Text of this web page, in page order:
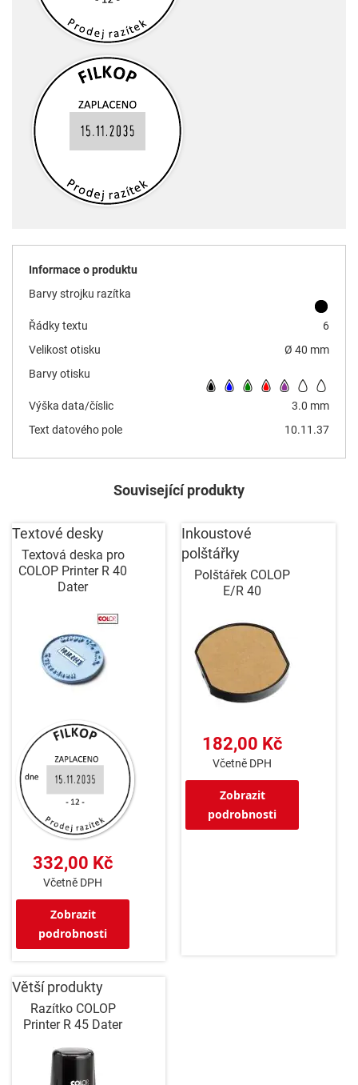
Informace o produktu
Barvy strojku razítka
Řádky textu
6
Velikost otisku
Ø 40 mm
Barvy otisku
Výška data/číslic
3.0 mm
Text datového pole
10.11.37
Související produkty
Textové desky
Textová deska pro
COLOP Printer R 40
Dater
332,00 Kč
Včetně DPH
Zobrazit
podrobnosti
Inkoustové
polštářky
Polštářek COLOP
E/R 40
182,00 Kč
Včetně DPH
Zobrazit
podrobnosti
Větší produkty
Razítko COLOP
Printer R 45 Dater